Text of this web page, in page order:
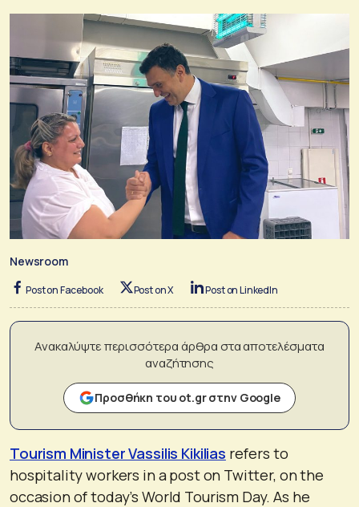
Newsroom
Post on Facebook Post on X Post on LinkedIn
Ανακαλύψτε περισσότερα άρθρα στα αποτελέσματα
αναζήτησης
Προσθήκη του ot.gr στην Google
Tourism Minister Vassilis Kikilias refers to
hospitality workers in a post on Twitter, on the
occasion of today’s World Tourism Day. As he